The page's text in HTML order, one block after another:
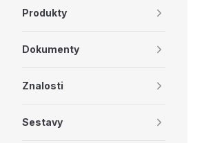
Produkty
Dokumenty
Znalosti
Sestavy